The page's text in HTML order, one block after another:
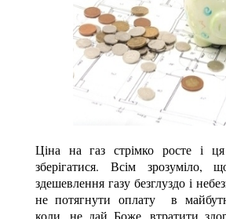
Ціна на газ стрімко росте і ця
зберігатися. Всім зрозуміло,
здешевлення газу безглуздо і
не потягнути оплату в
коли, не дай Боже, втратити